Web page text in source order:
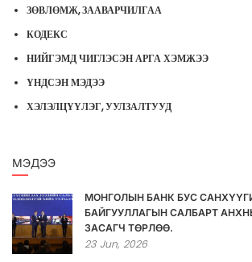
ЗӨВЛӨМЖ, ЗААВАРЧИЛГАА
КОДЕКС
НИЙГЭМД ЧИГЛЭСЭН АРГА ХЭМЖЭЭ
ҮНДСЭН МЭДЭЭ
ХЭЛЭЛЦҮҮЛЭГ, УУЛЗАЛТУУД
МЭДЭЭ
МОНГОЛЫН БАНК БУС
БАЙГУУЛЛАГЫН САЛБАРТ
ЗАСАГЧ ТӨРЛӨӨ.
23 Jun, 2026